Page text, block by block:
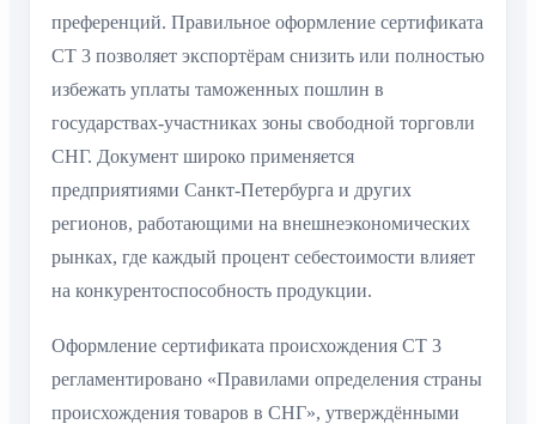
преференций. Правильное оформление сертификата
СТ 3 позволяет экспортёрам снизить или полностью
избежать уплаты таможенных пошлин в
государствах-участниках зоны свободной торговли
СНГ. Документ широко применяется
предприятиями Санкт-Петербурга и других
регионов, работающими на внешнеэкономических
рынках, где каждый процент себестоимости влияет
на конкурентоспособность продукции.
Оформление сертификата происхождения СТ 3
регламентировано «Правилами определения страны
происхождения товаров в СНГ», утверждёнными